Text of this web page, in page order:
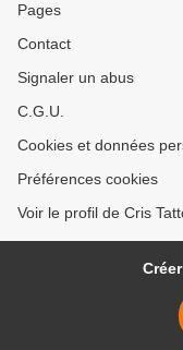
Pages
Contact
Signaler un abus
C.G.U.
Cookies et données
Préférences cookies
Voir le profil de Cris